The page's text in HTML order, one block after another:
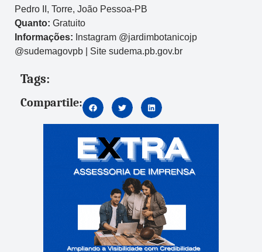
Pedro II, Torre, João Pessoa-PB
Quanto: Gratuito
Informações: Instagram @jardimbotanicojp
@sudemagovpb | Site sudema.pb.gov.br
Tags:
Compartile: